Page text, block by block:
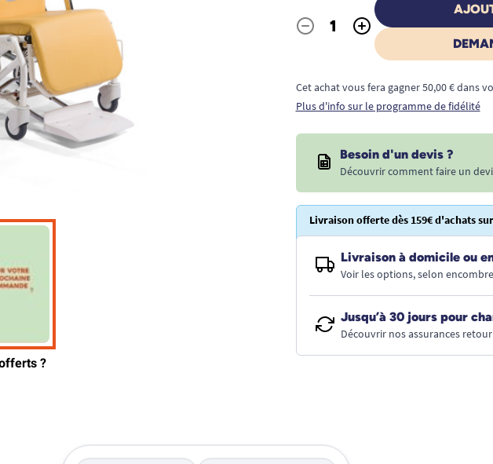
Quantité
- +
Cet achat vous fera gagner 50,00 € dans
Plus d'info sur le programme de fidélité
Besoin d'un devis ?
Découvrir comment faire un
Livraison offerte dès 159€ d'achats
Livraison à domicile ou
Voir les options, selon
Jusqu’à 30 jours pour
Découvrir nos assurances retour